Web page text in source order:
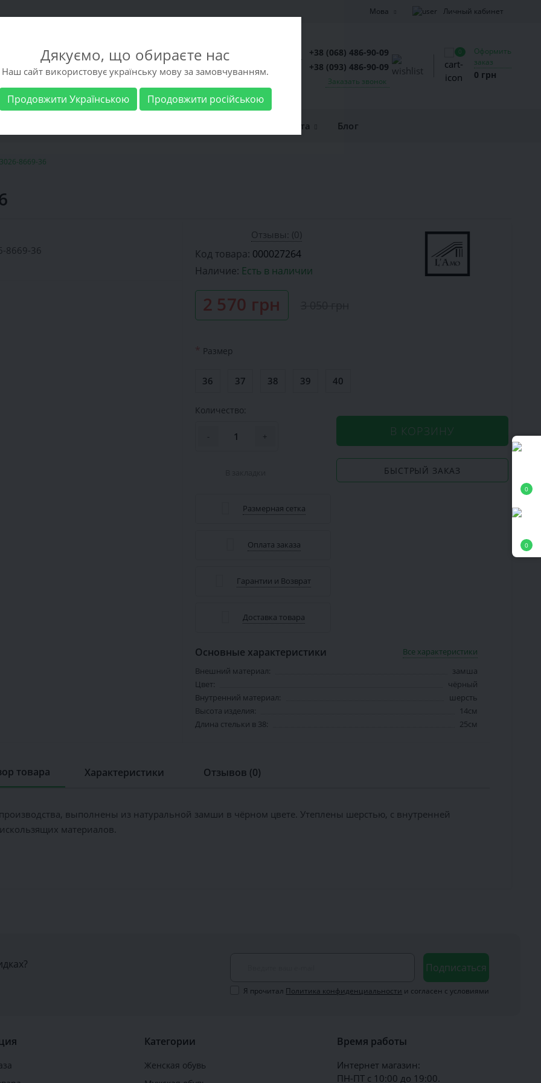
0
0
Мова Личный кабинет
+38 (068) 486-90-09
+38 (093) 486-90-09
Заказать звонок
0
Оформить
заказ
0 грн
Доставка и оплата Блог
8669-36
Отзывы: (0)
Код товара: 000027264
Наличие: Есть в наличии
2 570 грн
* Размер
36 37 38 39 40
Количество:
- + В КОРЗИНУ
БЫСТРЫЙ ЗАКАЗ
Размерная сетка
Оплата заказа
Гарантии и Возврат
Доставка товара
Основные характеристики
Все характеристики
Внешний материал:
замша
Цвет:
чёрный
Внутренний материал:
шерсть
Высота изделия:
14см
Длина стельки в 38:
25см
товара Характеристики Отзывов (0)
выполнены из натуральной замши в чёрном цвете. Утеплены шерстью, с внутренней
материалов.
Подписаться
Я прочитал Политика конфиденциальности и согласен с условиями
Категории
Женская обувь
Время работы
Интернет магазин:
ПН-ПТ с 10:00 до 19:00.
Дякуємо, що обираєте нас
Наш сайт використовує українську мову за замовчуванням.
Продовжити Українською Продовжити російською